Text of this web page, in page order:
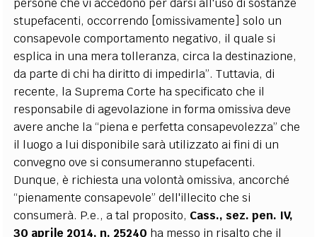
persone che vi accedono per darsi all'uso di sostanze
stupefacenti, occorrendo [omissivamente] solo un
consapevole comportamento negativo, il quale si
esplica in una mera tolleranza, circa la destinazione,
da parte di chi ha diritto di impedirla”. Tuttavia, di
recente, la Suprema Corte ha specificato che il
responsabile di agevolazione in forma omissiva deve
avere anche la “piena e perfetta consapevolezza” che
il luogo a lui disponibile sarà utilizzato ai fini di un
convegno ove si consumeranno stupefacenti.
Dunque, è richiesta una volontà omissiva, ancorché
“pienamente consapevole” dell'illecito che si
consumerà. P.e., a tal proposito, Cass., sez. pen. IV,
30 aprile 2014, n. 25240 ha messo in risalto che il